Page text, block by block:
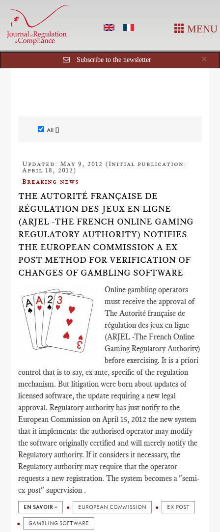
MENU
×
Subscribe to the newsletter
All []
Updated: May 9, 2012 (Initial publication:
April 18, 2012)
Breaking news
THE AUTORITÉ FRANÇAISE DE
RÉGULATION DES JEUX EN LIGNE
(ARJEL -THE FRENCH ONLINE GAMING
REGULATORY AUTHORITY) NOTIFIES
THE EUROPEAN COMMISSION A EX
POST METHOD FOR VERIFICATION OF
CHANGES OF GAMBLING SOFTWARE
Online gambling operators
must receive the approval of
The Autorité française de
régulation des jeux en ligne
(ARJEL -The French Online
Gaming Regulatory Authority)
before exercising. It is a priori
control that is to say, ex ante, specific of the regulation
mechanism. But litigation were born about updates of
licensed software, the update requiring a new legal
approval. Regulatory authority has just notify to the
European Commission on April 15, 2012 the new system
that it implements: the authorised operator may modify
the software originally certified and will merely notify the
Regulatory authority. If it considers it necessary, the
Regulatory authority may require that the operator
requests a new registration. The system becomes a "semi-
ex-post" supervision .
EN SAVOIR + EUROPEAN COMMISSION EX POST
GAMBLING SOFTWARE